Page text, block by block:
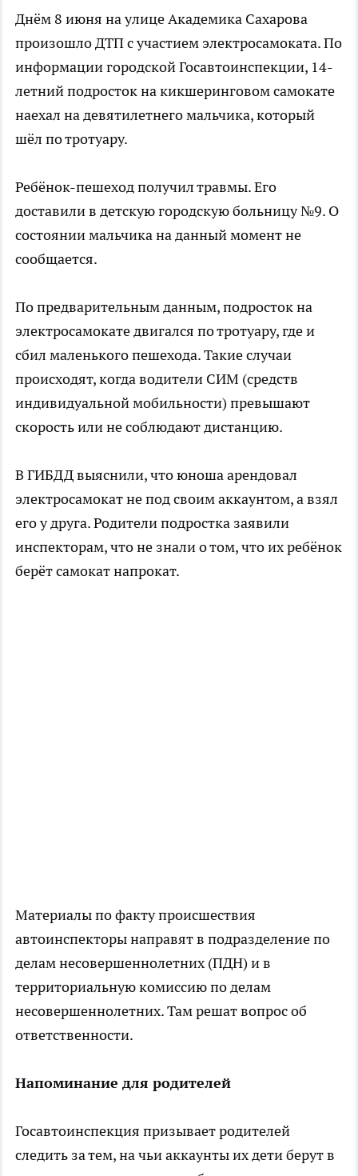
Днём 8 июня на улице Академика Сахарова
произошло ДТП с участием электросамоката. По
информации городской Госавтоинспекции, 14-
летний подросток на кикшеринговом самокате
наехал на девятилетнего мальчика, который
шёл по тротуару.
Ребёнок-пешеход получил травмы. Его
доставили в детскую городскую больницу №9. О
состоянии мальчика на данный момент не
сообщается.
По предварительным данным, подросток на
электросамокате двигался по тротуару, где и
сбил маленького пешехода. Такие случаи
происходят, когда водители СИМ (средств
индивидуальной мобильности) превышают
скорость или не соблюдают дистанцию.
В ГИБДД выяснили, что юноша арендовал
электросамокат не под своим аккаунтом, а взял
его у друга. Родители подростка заявили
инспекторам, что не знали о том, что их ребёнок
берёт самокат напрокат.
Материалы по факту происшествия
автоинспекторы направят в подразделение по
делам несовершеннолетних (ПДН) и в
территориальную комиссию по делам
несовершеннолетних. Там решат вопрос об
ответственности.
Напоминание для родителей
Госавтоинспекция призывает родителей
следить за тем, на чьи аккаунты их дети берут в